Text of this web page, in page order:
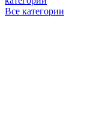
Все категории